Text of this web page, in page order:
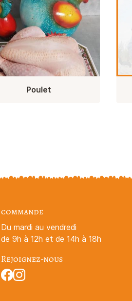
Poulet
commande
Du mardi au vendredi
de 9h à 12h et de 14h à 18h
Rejoignez-nous